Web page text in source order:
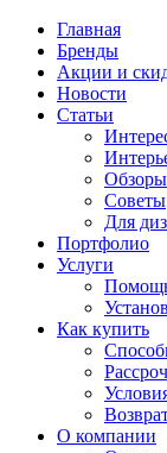
Главная
Бренды
Акции и
Новости
Статьи
Обзоры
Советы
Для
Портфолио
Услуги
Как купить
О компании